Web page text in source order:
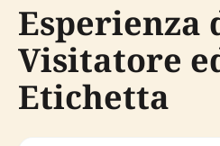
Esperienza
Visitatore
Etichetta